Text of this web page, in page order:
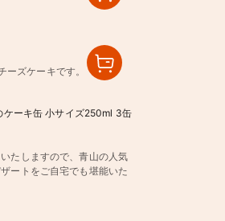
ズケーキです。
ケーキ缶 小サイズ250ml 3缶
たしますので、青山の人気
ートをご自宅でも堪能いた